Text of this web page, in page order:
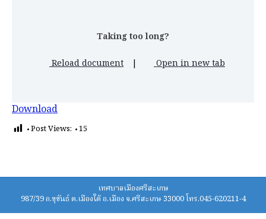
Taking too long?
Reload document | Open in new tab
Download
Post Views: 15
เทศบาลเมืองศรีสะเกษ
987/39 ถ.ขุขันธ์ ต.เมืองใต้ อ.เมือง จ.ศรีสะเกษ 33000 โทร.045-620211-4